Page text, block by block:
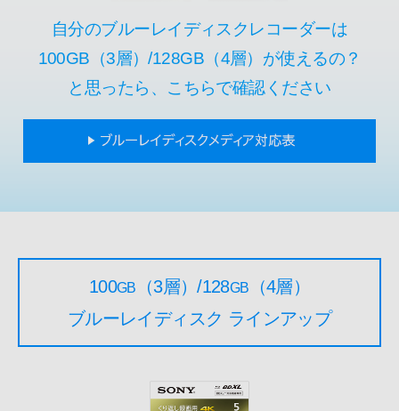
自分のブルーレイディスクレコーダーは
100GB（3層）/128GB（4層）が使えるの？
と思ったら、こちらで確認ください
100GB （3層）/128GB
（4層）
ブルーレイディスク ラインアップ